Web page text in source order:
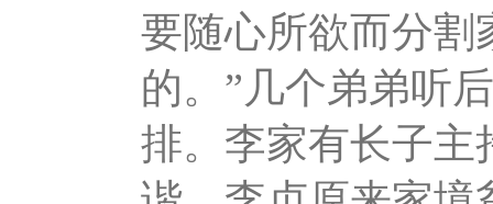
要随心所欲而分割
的。”几个弟弟听
排。李家有长子主